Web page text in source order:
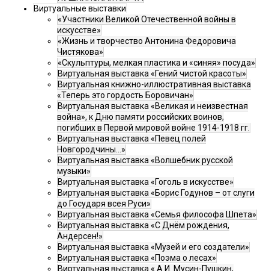
Виртуальные выставки
«Участники Великой Отечественной войны в
искусстве»
«Жизнь и творчество Антонина Федоровича
Чистякова»
«Скульптуры, мелкая пластика и «синяя» посуда»
Виртуальная выставка «Гений чистой красоты»
Виртуальная книжно-иллюстративная выставка
«Теперь это гордость Боровичан»
Виртуальная выставка «Великая и неизвестная
война», к Дню памяти российских воинов,
погибших в Первой мировой войне 1914-1918 гг.
Виртуальная выставка «Певец полей
Новгородчины…»
Виртуальная выставка «Волшебник русской
музыки»
Виртуальная выставка «Гоголь в искусстве»
Виртуальная выставка «Борис Годунов – от слуги
до Государя всея Руси»
Виртуальная выставка «Семья философа Шпета»
Виртуальная выставка «С Днём рождения,
Андерсен!»
Виртуальная выставка «Музей и его создатели»
Виртуальная выставка «Поэма о лесах»
Виртуальная выставка « А.И. Мусин-Пушкин,